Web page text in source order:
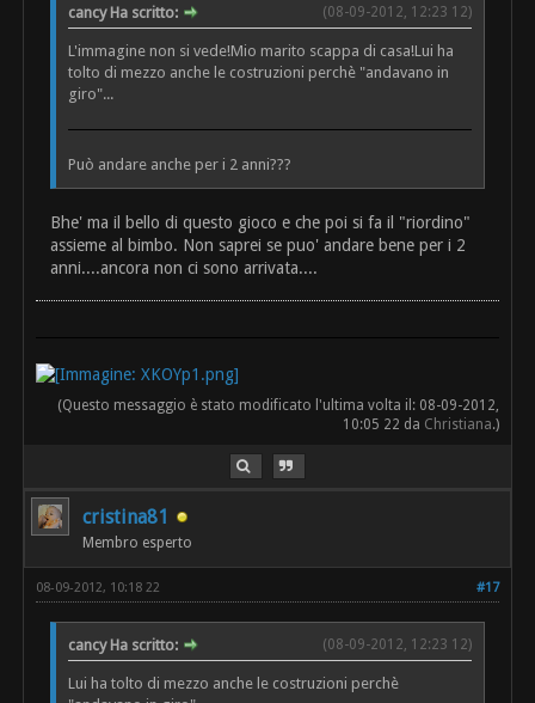
(08-09-2012, 12:23 12)
cancy Ha scritto:
L'immagine non si vede!Mio marito scappa di casa!Lui ha
tolto di mezzo anche le costruzioni perchè "andavano in
giro"...
Può andare anche per i 2 anni???
Bhe' ma il bello di questo gioco e che poi si fa il "riordino"
assieme al bimbo. Non saprei se puo' andare bene per i 2
anni....ancora non ci sono arrivata....
(Questo messaggio è stato modificato l'ultima volta il: 08-09-2012,
10:05 22 da Christiana.)
cristina81
Membro esperto
#17
08-09-2012, 10:18 22
(08-09-2012, 12:23 12)
cancy Ha scritto:
Lui ha tolto di mezzo anche le costruzioni perchè